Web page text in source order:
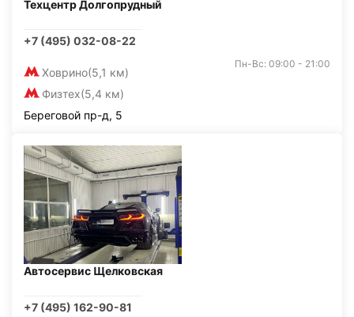
Техцентр Долгопрудный
+7 (495) 032-08-22
Ховрино(5,1 км)
Физтех(5,4 км)
Пн-Вс: 09:00 - 21:00
Береговой пр-д, 5
Автосервис Щелковская
+7 (495) 162-90-81